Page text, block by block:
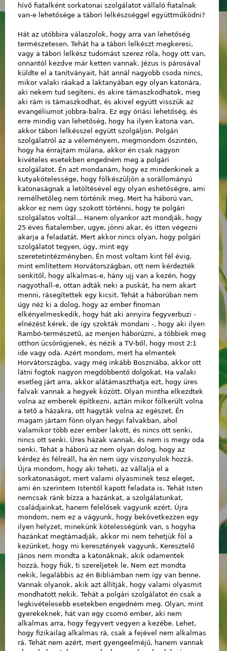
hívő fiatalként sorkatonai szolgálatot vállaló fiatalnak
van-e lehetősége a tábori lelkészséggel együttműködni?
Hát az utóbbira válaszolok, hogy arra van lehetőség
természetesen. Tehát ha a tábori lelkészt megkeresi,
vagy a tábori lelkész tudomást szerez róla, hogy ott van,
onnantól kezdve már ketten vannak. Jézus is párosával
küldte el a tanítványait, hát annál nagyobb csoda nincs,
mikor valaki ráakad a laktanyában egy olyan katonára,
aki nekem tud segíteni, és akire támaszkodhatok, meg
aki rám is támaszkodhat, és akivel együtt visszük az
evangéliumot jobbra-balra. Ez egy óriási lehetőség, és
erre mindig van lehetőség, hogy ha ilyen katona van,
akkor tábori lelkésszel együtt szolgáljon. Polgári
szolgálatról az a véleményem, megmondom őszintén,
hogy ha énrajtam múlana, akkor én csak nagyon
kivételes esetekben engedném meg a polgári
szolgálatot. Én azt mondanám, hogy ez mindenkinek a
kutyakötelessége, hogy fölkészüljön a sorállományú
katonaságnak a letöltésével egy olyan eshetőségre, ami
remélhetőleg nem történik meg. Mert ha háború van,
akkor ez nem úgy szokott történni, hogy te polgári
szolgálatos voltál... Hanem olyankor azt mondják, hogy
25 éves fiatalember, ugye, jönni akar, és itten végezni
akarja a feladatát. Mert akkor nincs olyan, hogy polgári
szolgálatot tegyen, úgy, mint egy
szeretetintézményben. Én most voltam kint fél évig,
mint említettem Horvátországban, ott nem kérdezték
senkitől, hogy alkalmas-e, hány ujj van a kezén, hogy
nagyothall-e, ottan adták neki a puskát, ha nem akart
menni, rásegítettek egy kicsit. Tehát a háborúban nem
úgy néz ki a dolog, hogy az ember finoman
elkényelmeskedik, hogy hát aki annyira fegyverbuzi -
elnézést kérek, de így szokták mondani -, hogy aki ilyen
Rambó-természetű, az menjen háborúzni, a többiek meg
otthon ücsörögjenek, és nézik a TV-ből, hogy most 2:1
ide vagy oda. Azért mondom, mert ha elmentek
Horvátországba, vagy még inkább Boszniába, akkor ott
látni fogtok nagyon megdöbbentő dolgokat. Ha valaki
esetleg járt arra, akkor alátámaszthatja ezt, hogy üres
falvak vannak a hegyek között. Olyan mintha elkezdtek
volna az emberek építkezni, aztán mikor fölkerült volna
a tető a házakra, ott hagyták volna az egészet. Én
magam jártam fönn olyan hegyi falvakban, ahol
valamikor több ezer ember lakott, és nincs ott senki,
nincs ott senki. Üres házak vannak, és nem is megy oda
senki. Tehát a háború az nem olyan dolog, hogy az
kérdez és félreáll, ha én nem úgy viszonyulok hozzá.
Újra mondom, hogy aki teheti, az vállalja el a
sorkatonaságot, mert valami olyasminek tesz eleget,
ami én szerintem Istentől kapott feladata is. Tehát Isten
nemcsak ránk bízza a hazánkat, a szolgálatunkat,
családjainkat, hanem felelősek vagyunk ezért. Újra
mondom, nem ez a vágyunk, hogy bekövetkezzen egy
ilyen helyzet, minekünk kötelességünk van, s hogyha
hazánkat megtámadják, akkor mi nem tehetjük föl a
kezünket, hogy mi keresztények vagyunk. Keresztelő
János nem mondta a katonáknak, akik odamentek
hozzá, hogy fiúk, ti szereljetek le. Nem ezt mondta
nekik, legalábbis az én Bibliámban nem így van benne.
Vannak olyanok, akik azt állítják, hogy valami olyasmit
mondhatott nekik. Tehát a polgári szolgálatot én csak a
legkivételesebb esetekben engedném meg. Olyan, mint
gyerekeknek, hát van egy csomó ember, aki nem
alkalmas arra, hogy fegyvert vegyen a kezébe. Lehet,
hogy fizikailag alkalmas rá, csak a fejével nem alkalmas
rá. Tehát nem azért, mert gyengeelméjű, hanem vannak